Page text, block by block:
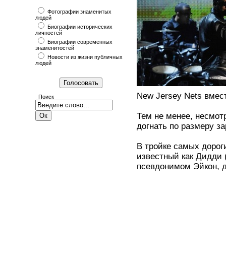
Фотографии знаменитых
людей
Биографии исторических
личностей
Биографии современных
знаменитостей
Новости из жизни публичных
людей
Поиск New Jersey Nets
Тем не менее,
догнать по размеру
В тройке самых
известный как
псевдонимом Эйкон,